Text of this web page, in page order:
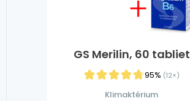
GS Merilin, 60 tabliet
95% (12×)
Klimaktérium